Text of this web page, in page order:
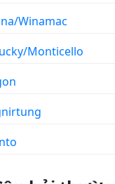
Winamac
Monticello